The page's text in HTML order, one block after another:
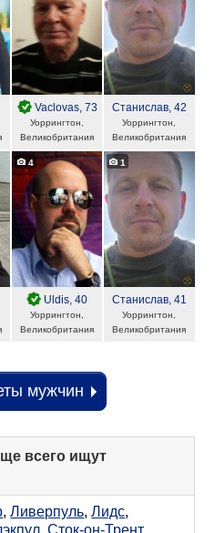
Vaclovas, 73
Уоррингтон,
Великобритания
Станислав, 42
Уоррингтон,
Великобритания
4
Uldis, 40
Уоррингтон,
Великобритания
1
Станислав, 41
Уоррингтон,
Великобритания
мужчин
всего ищут
,Ливерпуль,Лидс,
,Сток-он-Трент,